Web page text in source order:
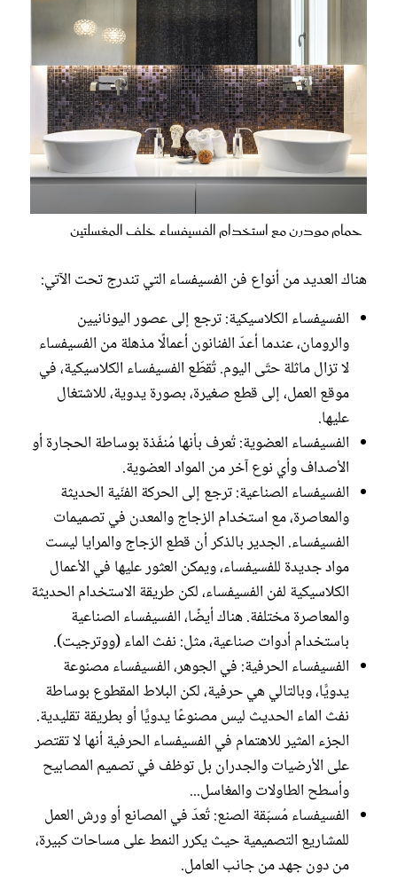
حمام مودرن مع استخدام الفسيفساء خلف المغسلتين
هناك العديد من أنواع فن الفسيفساء التي تندرج تحت الآتي:
الفسيفساء الكلاسيكية: ترجع إلى عصور اليونانيين
والرومان، عندما أعدّ الفنانون أعمالًا مذهلة من الفسيفساء
لا تزال ماثلة حتّى اليوم. تُقطّع الفسيفساء الكلاسيكية، في
موقع العمل، إلى قطع صغيرة، بصورة يدوية، للاشتغال
عليها.
الفسيفساء العضوية: تُعرف بأنها مُنفّذة بوساطة الحجارة أو
الأصداف وأي نوع آخر من المواد العضوية.
الفسيفساء الصناعية: ترجع إلى الحركة الفنّية الحديثة
والمعاصرة، مع استخدام الزجاج والمعدن في تصميمات
الفسيفساء. الجدير بالذكر أن قطع الزجاج والمرايا ليست
مواد جديدة للفسيفساء، ويمكن العثور عليها في الأعمال
الكلاسيكية لفن الفسيفساء، لكن طريقة الاستخدام الحديثة
والمعاصرة مختلفة. هناك أيضًا، الفسيفساء الصناعية
باستخدام أدوات صناعية، مثل: نفث الماء (ووترجيت).
الفسيفساء الحرفية: في الجوهر، الفسيفساء مصنوعة
يدويًّا، وبالتالي هي حرفية، لكن البلاط المقطوع بوساطة
نفث الماء الحديث ليس مصنوعًا يدويًّا أو بطريقة تقليدية.
الجزء المثير للاهتمام في الفسيفساء الحرفية أنها لا تقتصر
على الأرضيات والجدران بل توظف في تصميم المصابيح
وأسطح الطاولات والمغاسل...
الفسيفساء مُسبّقة الصنع: تُعدّ في المصانع أو ورش العمل
للمشاريع التصميمية حيث يكرر النمط على مساحات كبيرة،
من دون جهد من جانب العامل.